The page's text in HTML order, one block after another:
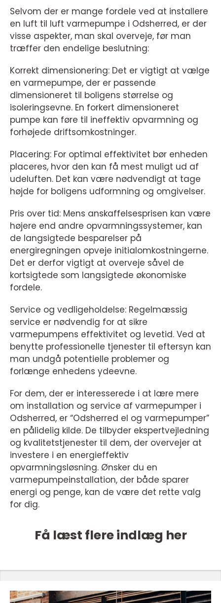
Selvom der er mange fordele ved at installere
en luft til luft varmepumpe i Odsherred, er der
visse aspekter, man skal overveje, før man
træffer den endelige beslutning:
Korrekt dimensionering: Det er vigtigt at vælge
en varmepumpe, der er passende
dimensioneret til boligens størrelse og
isoleringsevne. En forkert dimensioneret
pumpe kan føre til ineffektiv opvarmning og
forhøjede driftsomkostninger.
Placering: For optimal effektivitet bør enheden
placeres, hvor den kan få mest muligt ud af
udeluften. Det kan være nødvendigt at tage
højde for boligens udformning og omgivelser.
Pris over tid: Mens anskaffelsesprisen kan være
højere end andre opvarmningssystemer, kan
de langsigtede besparelser på
energiregningen opveje initialomkostningerne.
Det er derfor vigtigt at overveje såvel de
kortsigtede som langsigtede økonomiske
fordele.
Service og vedligeholdelse: Regelmæssig
service er nødvendig for at sikre
varmepumpens effektivitet og levetid. Ved at
benytte professionelle tjenester til eftersyn kan
man undgå potentielle problemer og
forlænge enhedens ydeevne.
For dem, der er interesserede i at lære mere
om installation og service af varmepumper i
Odsherred, er “Odsherred el og varmepumper”
en pålidelig kilde. De tilbyder ekspertvejledning
og kvalitetstjenester til dem, der overvejer at
investere i en energieffektiv
opvarmningsløsning. Ønsker du en
varmepumpeinstallation, der både sparer
energi og penge, kan de være det rette valg
for dig.
Få læst flere indlæg her